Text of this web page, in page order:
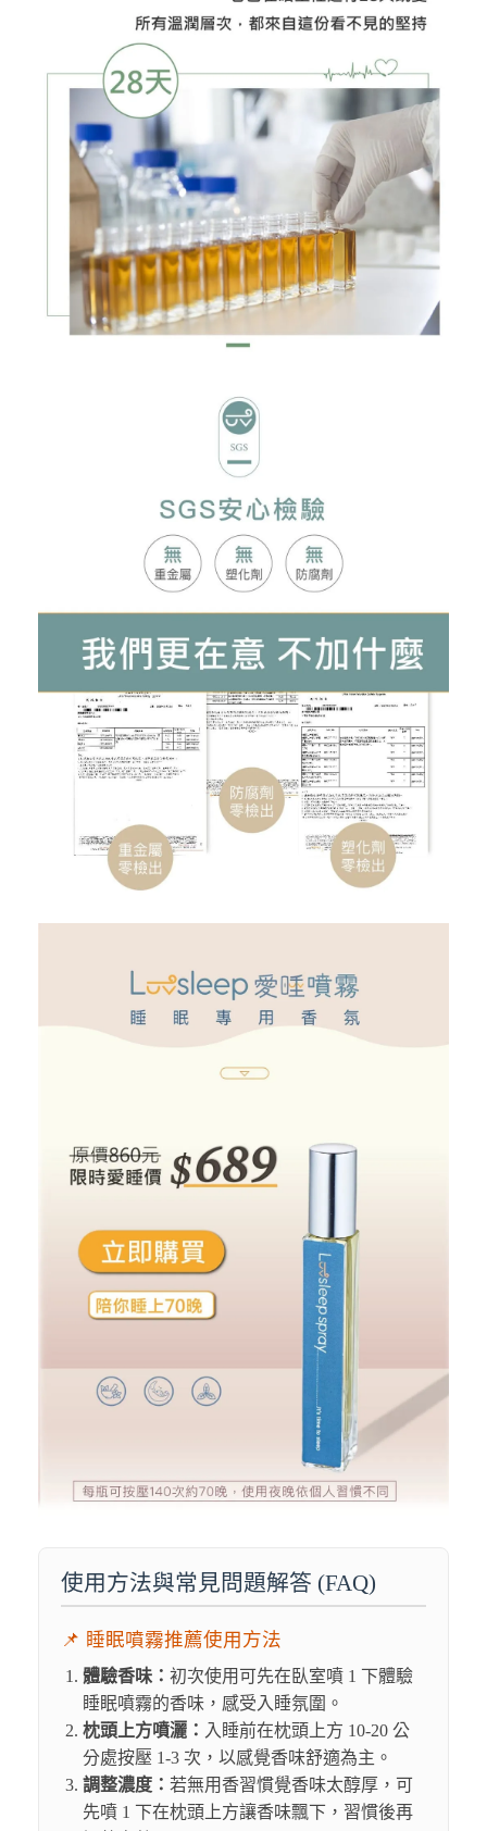
使用方法與常見問題解答 (FAQ)
📌 睡眠噴霧推薦使用方法
體驗香味： 初次使用可先在臥室噴 1 下體驗
睡眠噴霧的香味，感受入睡氛圍。
枕頭上方噴灑： 入睡前在枕頭上方 10-20 公
分處按壓 1-3 次，以感覺香味舒適為主。
調整濃度： 若無用香習慣覺香味太醇厚，可
先噴 1 下在枕頭上方讓香味飄下，習慣後再